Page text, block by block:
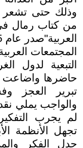
وذلك حتى تشعر
من كتاب رمال
العربية"صدر عام 2005، ص138 ]
المجتمعات
التبعية لدول
حاضرها واضاعت
تبرير العجز
والواجب يملي
لم يجرب
تجهل الأنظمة
جدل الفكر